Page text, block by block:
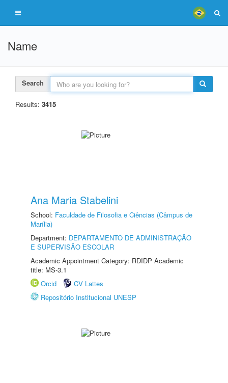
Name
Search
Results: 3415
Ana Maria Stabelini
School: Faculdade de Filosofia e Ciências (Câmpus de
Marília)
Department: DEPARTAMENTO DE ADMINISTRAÇÃO
E SUPERVISÃO ESCOLAR
Academic Appointment Category: RDIDP Academic
title: MS-3.1
Orcid
CV Lattes
Repositório Institucional UNESP